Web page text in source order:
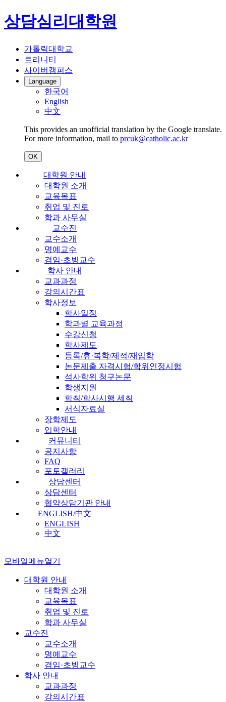
상담심리대학원
가톨릭대학교
트리니티
사이버캠퍼스
Language
한국어
English
中文
This provides an unofficial translation by the Google translate.
For more information, mail to prcuk@catholic.ac.kr
OK
대학원 안내
대학원 소개
교육목표
취업 및 진로
학과 사무실
교수진
교수소개
명예교수
겸임·초빙교수
학사 안내
교과과정
강의시간표
학사정보
학사일정
학과별 교육과정
수강신청
학사제도
등록/휴·복학/제적/재입학
논문제출 자격시험/학위인정시험
석사학위 청구논문
학생지원
학칙/학사시행 세칙
서식자료실
장학제도
입학안내
커뮤니티
공지사항
FAQ
포토갤러리
상담센터
상담센터
협약상담기관 안내
ENGLISH/中文
ENGLISH
中文
모바일메뉴열기
대학원 안내
대학원 소개
교육목표
취업 및 진로
학과 사무실
교수진
교수소개
명예교수
겸임·초빙교수
학사 안내
교과과정
강의시간표